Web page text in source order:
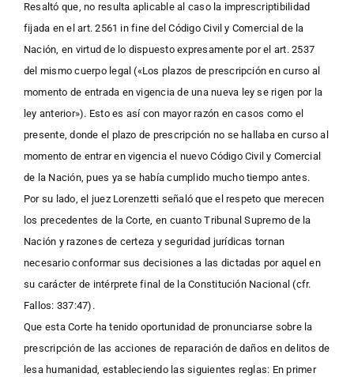
Resaltó que, no resulta aplicable al caso la imprescriptibilidad
fijada en el art. 2561 in fine del Código Civil y Comercial de la
Nación, en virtud de lo dispuesto expresamente por el art. 2537
del mismo cuerpo legal («Los plazos de prescripción en curso al
momento de entrada en vigencia de una nueva ley se rigen por la
ley anterior»). Esto es así con mayor razón en casos como el
presente, donde el plazo de prescripción no se hallaba en curso al
momento de entrar en vigencia el nuevo Código Civil y Comercial
de la Nación, pues ya se había cumplido mucho tiempo antes.
Por su lado, el juez Lorenzetti señaló que el respeto que merecen
los precedentes de la Corte, en cuanto Tribunal Supremo de la
Nación y razones de certeza y seguridad jurídicas tornan
necesario conformar sus decisiones a las dictadas por aquel en
su carácter de intérprete final de la Constitución Nacional (cfr.
Fallos: 337:47).
Que esta Corte ha tenido oportunidad de pronunciarse sobre la
prescripción de las acciones de reparación de daños en delitos de
lesa humanidad, estableciendo las siguientes reglas: En primer